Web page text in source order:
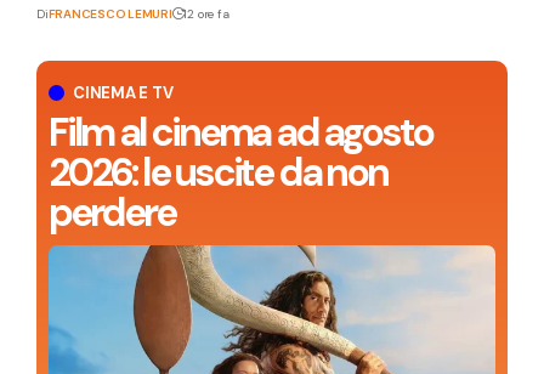
CINEMA E TV
Film al cinema ad agosto
2026: le uscite da non
perdere
DiFRANCESCO LEMURI 12 ore fa